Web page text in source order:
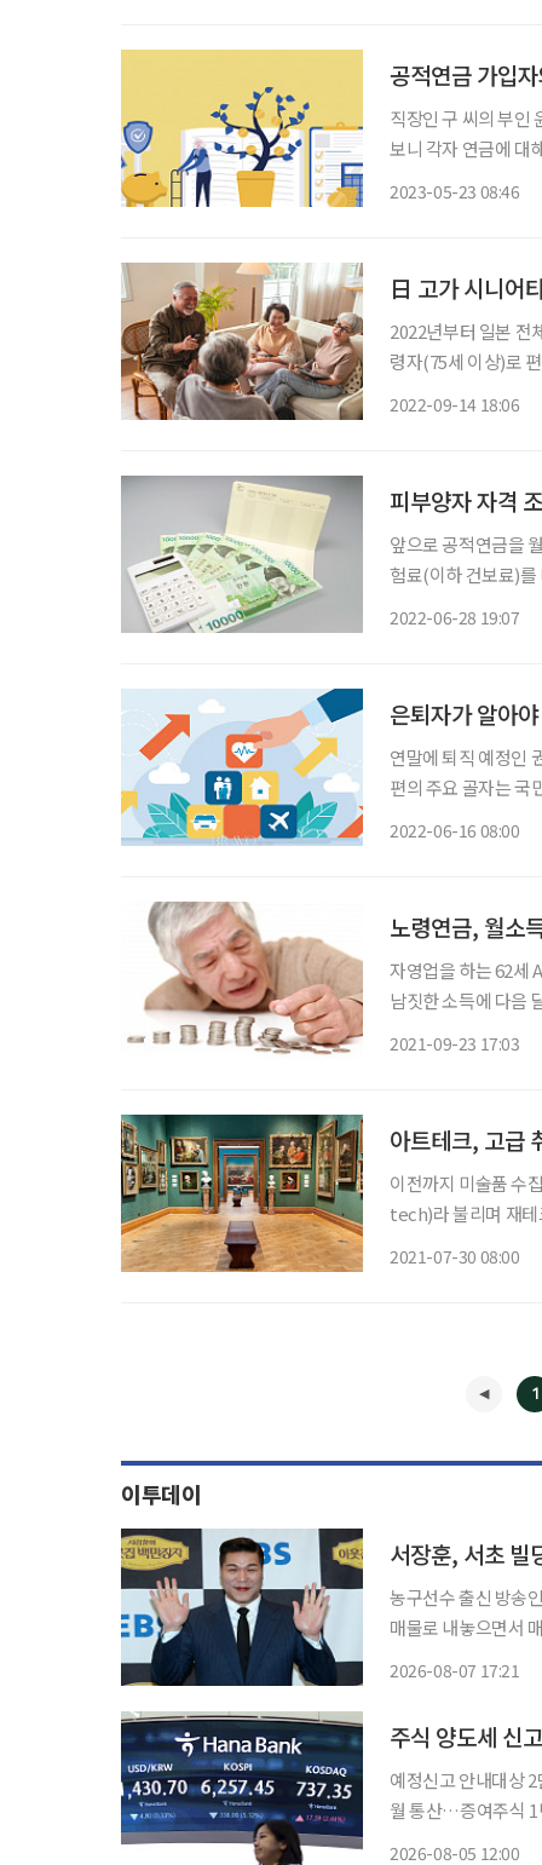
공적연금 가입
직장인 구 씨의 부인
보니 각자 연금에 대
2023-05-23 08:46
日 고가 시니어
2022년부터 일본 전
령자(75세 이상)로
2022-09-14 18:06
피부양자 자격
앞으로 공적연금을
험료(이하 건보료)를
2022-06-28 19:07
은퇴자가 알아
연말에 퇴직 예정인
편의 주요 골자는 국
2022-06-16 08:00
노령연금, 월소
자영업을 하는 62세
남짓한 소득에 다음
2021-09-23 17:03
아트테크, 고급
이전까지 미술품 수
tech)라 불리며 재테
2021-07-30 08:00
1
이투데이
서장훈, 서초
농구선수 출신 방송
매물로 내놓으면서 매
2026-08-07 17:21
주식 양도세 신
예정신고 안내대상
월 통산…증여주식 1년 내 팔면 취득가액
2026-08-05 12:00